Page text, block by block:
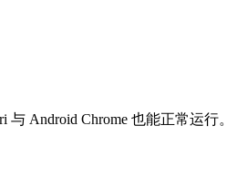
Android Chrome 也能正常运行。